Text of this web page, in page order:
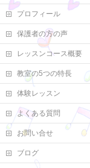
プロフィール
保護者の方の声
レッスンコース概要
教室の5つの特長
体験レッスン
よくある質問
お問い合せ
ブログ